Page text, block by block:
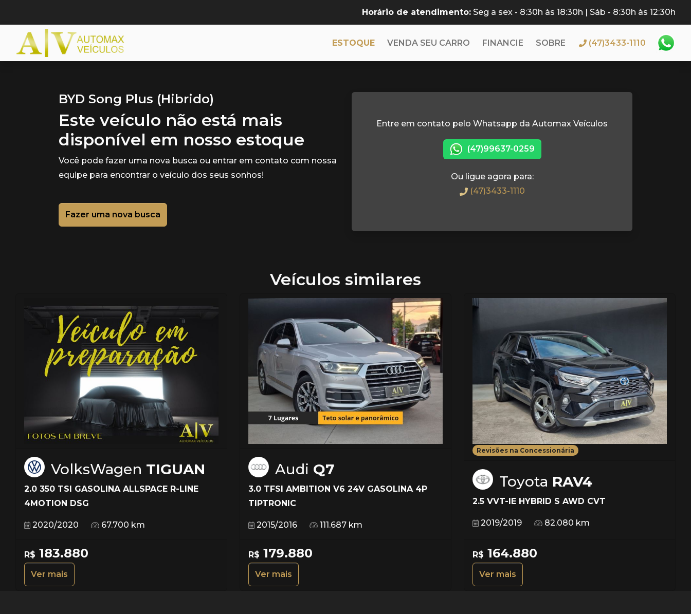
Horário de atendimento: Seg a sex - 8:30h às 18:30h | Sáb - 8:30h às 12:30h
ESTOQUE VENDA SEU CARRO FINANCIE SOBRE (47)3433-1110
BYD Song Plus (Hibrido)
Este veículo não está mais
disponível em nosso estoque
Você pode fazer uma nova busca ou entrar em contato com nossa
equipe para encontrar o veículo dos seus sonhos!
Fazer uma nova busca
Entre em contato pelo Whatsapp da Automax Veículos
(47)99637-0259
Ou ligue agora para:
(47)3433-1110
Veículos similares
VolksWagen TIGUAN
2.0 350 TSI GASOLINA ALLSPACE R-LINE
4MOTION DSG
2020/2020 67.700 km
R$ 183.880
Ver mais
Audi Q7
3.0 TFSI AMBITION V6 24V GASOLINA 4P
TIPTRONIC
2015/2016 111.687 km
R$ 179.880
Ver mais
Revisões na Concessionária
Toyota RAV4
2.5 VVT-IE HYBRID S AWD CVT
2019/2019 82.080 km
R$ 164.880
Ver mais